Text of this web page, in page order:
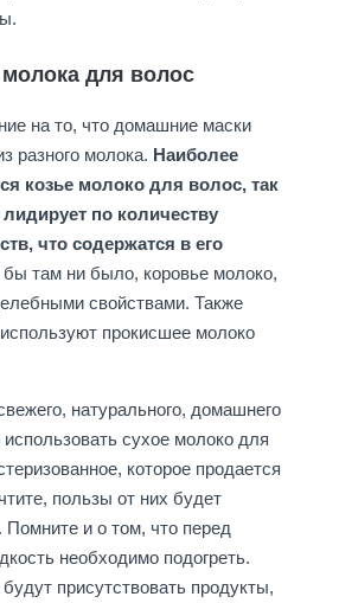
для волос
на то, что домашние маски
разного молока. Наиболее
козье молоко для волос, так
по количеству
что содержатся в его
там ни было, коровье молоко,
свойствами. Также
прокисшее молоко
натурального, домашнего
сухое молоко для
которое продается
пользы от них будет
и о том, что перед
необходимо подогреть.
присутствовать продукты,